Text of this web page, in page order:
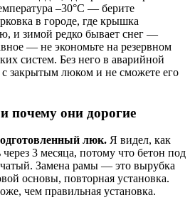
–30°C — берите
в городе, где крышка
и зимой редко бывает снег —
— не экономьте на резервном
систем. Без него в аварийной
с закрытым люком и не сможете его
они дорогие
люк. Я видел, как
3 месяца, потому что бетон под
Замена рамы — это вырубка
основы, повторная установка.
чем правильная установка.